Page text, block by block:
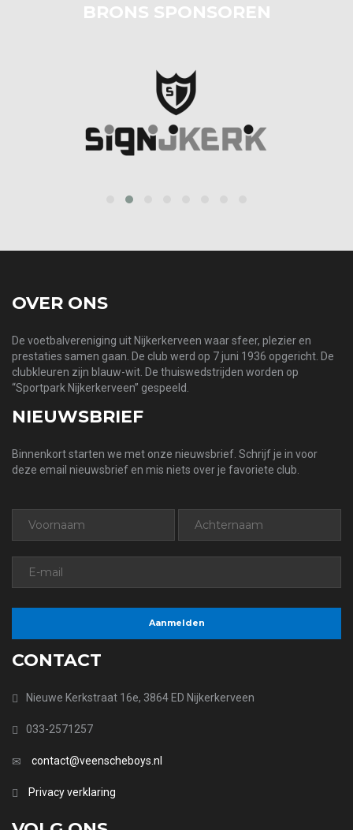
BRONS SPONSOREN
OVER ONS
De voetbalvereniging uit Nijkerkerveen waar sfeer, plezier en
prestaties samen gaan. De club werd op 7 juni 1936 opgericht. De
clubkleuren zijn blauw-wit. De thuiswedstrijden worden op
“Sportpark Nijkerkerveen” gespeeld.
NIEUWSBRIEF
Binnenkort starten we met onze nieuwsbrief. Schrijf je in voor
deze email nieuwsbrief en mis niets over je favoriete club.
CONTACT
Nieuwe Kerkstraat 16e, 3864 ED Nijkerkerveen
033-2571257
contact@veenscheboys.nl
Privacy verklaring